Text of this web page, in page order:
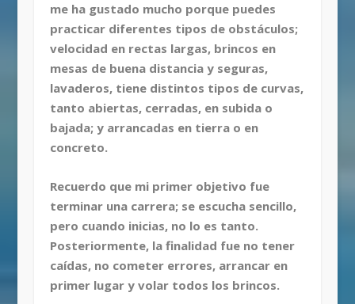
me ha gustado mucho porque puedes
practicar diferentes tipos de obstáculos;
velocidad en rectas largas, brincos en
mesas de buena distancia y seguras,
lavaderos, tiene distintos tipos de curvas,
tanto abiertas, cerradas, en subida o
bajada; y arrancadas en tierra o en
concreto.
Recuerdo que mi primer objetivo fue
terminar una carrera; se escucha sencillo,
pero cuando inicias, no lo es tanto.
Posteriormente, la finalidad fue no tener
caídas, no cometer errores, arrancar en
primer lugar y volar todos los brincos.